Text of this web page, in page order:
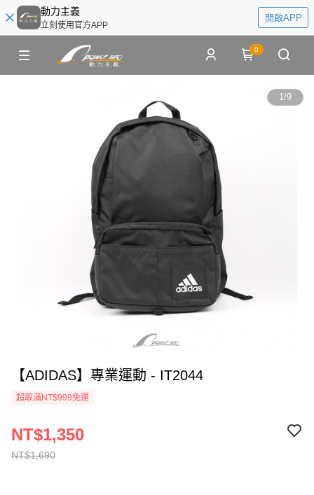
動力主義
立刻使用官方APP
開啟APP
0
1/9
【ADIDAS】專業運動 - IT2044
超取滿NT$999免運
NT$1,690
NT$1,350